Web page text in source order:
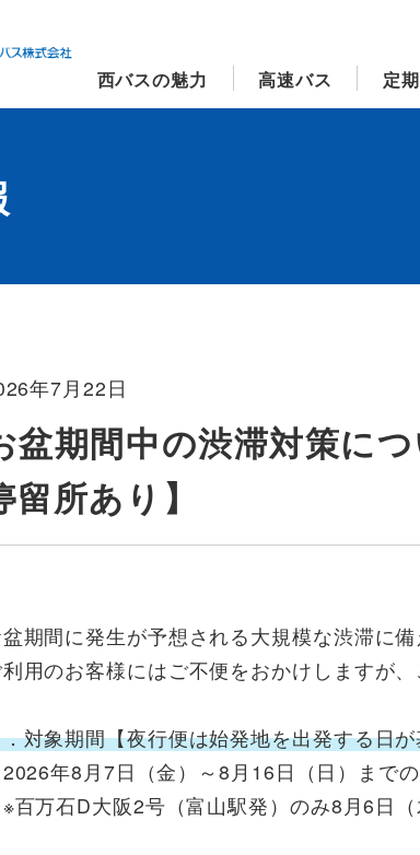
西バスの魅力 高速バス 定
年7月22日
盆期間中の渋滞対策に
留所あり】
期間に発生が予想される大規模な渋滞に
利用のお客様にはご不便をおかけしますが
対象期間【夜行便は始発地を出発する日
年8月7日（金）～8月16日（日）まで
百万石D大阪2号（富山駅発）のみ8月6日